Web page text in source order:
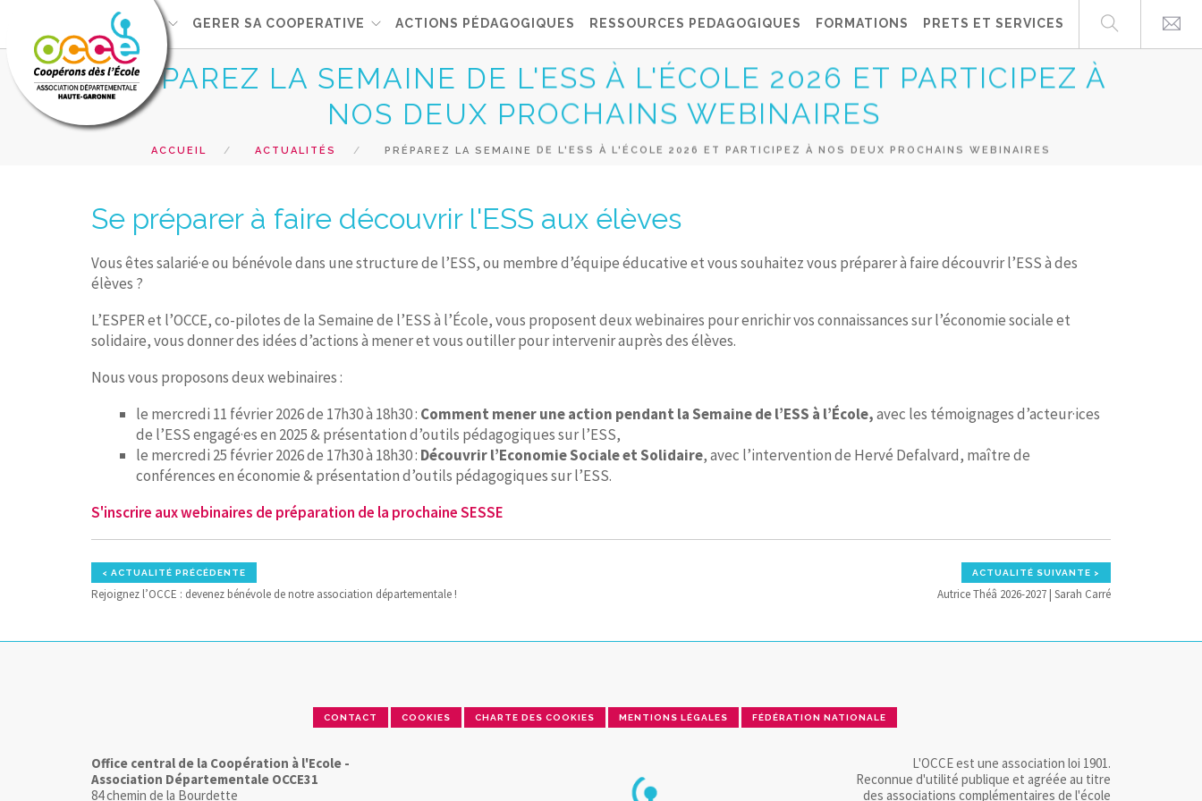
L'OCCE GERER SA COOPERATIVE ACTIONS PÉDAGOGIQUES RESSOURCES PEDAGOGIQUES FORMATIONS PRETS ET SERVICES
PRÉPAREZ LA SEMAINE DE L'ESS À L'ÉCOLE 2026 ET PARTICIPEZ À
NOS DEUX PROCHAINS WEBINAIRES
ACCUEIL ACTUALITÉS PRÉPAREZ LA SEMAINE DE L'ESS À L'ÉCOLE 2026 ET PARTICIPEZ À NOS DEUX PROCHAINS WEBINAIRES
Se préparer à faire découvrir l'ESS aux élèves
Vous êtes salarié·e ou bénévole dans une structure de l’ESS, ou membre d’équipe éducative et vous souhaitez vous préparer à faire découvrir l’ESS à des
élèves ?
L’ESPER et l’OCCE, co-pilotes de la Semaine de l’ESS à l’École, vous proposent deux webinaires pour enrichir vos connaissances sur l’économie sociale et
solidaire, vous donner des idées d’actions à mener et vous outiller pour intervenir auprès des élèves.
Nous vous proposons deux webinaires :
le mercredi 11 février 2026 de 17h30 à 18h30 : Comment mener une action pendant la Semaine de l’ESS à l’École,avec les témoignages d’acteur·ices
de l’ESS engagé·es en 2025 & présentation d’outils pédagogiques sur l’ESS,
le mercredi 25 février 2026 de 17h30 à 18h30 : Découvrir l’Economie Sociale et Solidaire, avec l’intervention de Hervé Defalvard, maître de
conférences en économie & présentation d’outils pédagogiques sur l’ESS.
S'inscrire aux webinaires de préparation de la prochaine SESSE
< ACTUALITÉ PRÉCÉDENTE
Rejoignez l’OCCE : devenez bénévole de notre association départementale !
ACTUALITÉ SUIVANTE >
Autrice Théâ 2026-2027 | Sarah Carré
CONTACT COOKIES CHARTE DES COOKIES MENTIONS LÉGALES FÉDÉRATION NATIONALE
Office central de la Coopération à l'Ecole -
Association Départementale OCCE31
84 chemin de la Bourdette
L'OCCE est une association loi 1901.
Reconnue d'utilité publique et agréée au titre
des associations complémentaires de l'école